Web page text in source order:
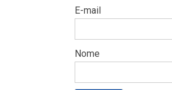
E-mail
Nome